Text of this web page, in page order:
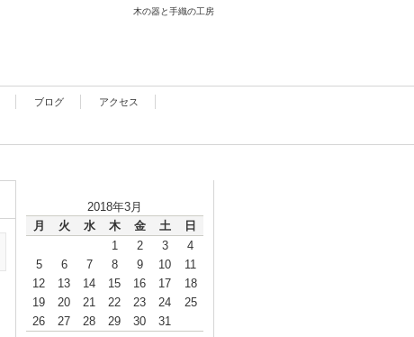
木の器と手織の工房
ブログ アクセス
2018年3月
月
火 水 木 金 土
日
1
2 3
4
5
6 7 8 9 10
11
12
13 14 15 16 17
18
19
20 21 22 23 24
25
26
27 28 29 30 31